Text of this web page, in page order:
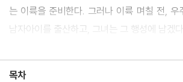
는 이륙을 준비한다. 그러나 이륙 며칠 전, 우
남자아이를 출산하고, 그녀는 그 행성에 남겠
주선의 가속 모드로 진입하게 되면 아기가 살
목차